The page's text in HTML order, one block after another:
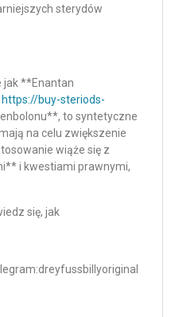
sterydów
**Enantan
https://buy-steriods-
to syntetyczne
na celu zwiększenie
wiąże się z
i kwestiami prawnymi,
się, jak